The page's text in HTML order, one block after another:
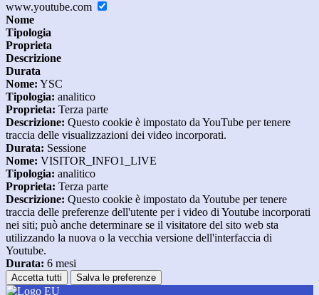
www.youtube.com
Nome
Tipologia
Proprieta
Descrizione
Durata
Nome: YSC
Tipologia: analitico
Proprieta: Terza parte
Descrizione: Questo cookie è impostato da YouTube per tenere
traccia delle visualizzazioni dei video incorporati.
Durata: Sessione
Nome: VISITOR_INFO1_LIVE
Tipologia: analitico
Proprieta: Terza parte
Descrizione: Questo cookie è impostato da Youtube per tenere
traccia delle preferenze dell'utente per i video di Youtube incorporati
nei siti; può anche determinare se il visitatore del sito web sta
utilizzando la nuova o la vecchia versione dell'interfaccia di
Youtube.
Durata: 6 mesi
Accetta tutti Salva le preferenze